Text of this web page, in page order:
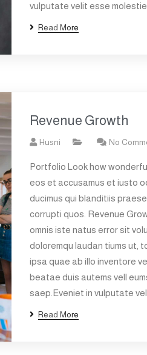
vulputate velit esse
Read More
Revenue Growth
Husni No
Portfolio Look how
eos et accusamus et iusto
ducimus qui blanditiis
corrupti quos. Revenue
omnis iste natus error sit
doloremqu laudan tiums ut,
ipsa quae ab illo inventore
beatae duis autems vell
saep.Eveniet in vulputate
Read More